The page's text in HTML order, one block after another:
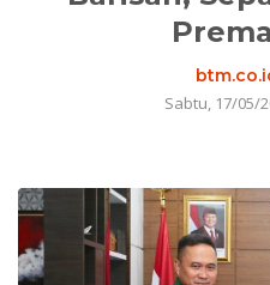
Sabtu, 17/05/